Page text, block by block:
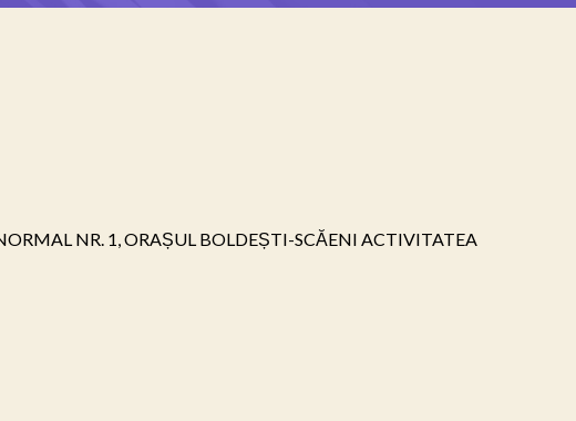
NR. 1, ORAȘUL BOLDEȘTI-SCĂENI ACTIVITATEA